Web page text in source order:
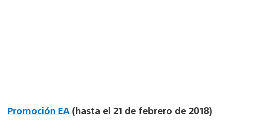
Promoción EA (hasta el 21 de febrero de 2018)